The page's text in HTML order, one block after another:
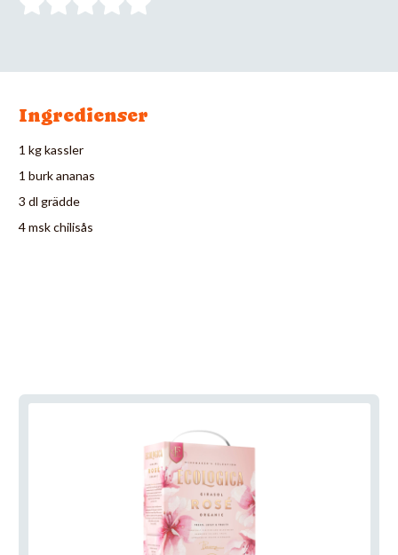
Ingredienser
1 kg kassler
1 burk ananas
3 dl grädde
4 msk chilisås